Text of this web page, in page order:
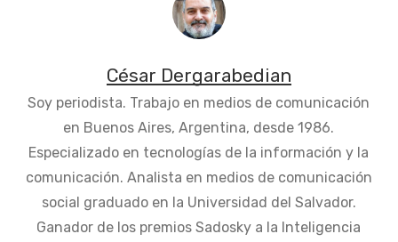
César Dergarabedian
Soy periodista. Trabajo en medios de comunicación
en Buenos Aires, Argentina, desde 1986.
Especializado en tecnologías de la información y la
comunicación. Analista en medios de comunicación
social graduado en la Universidad del Salvador.
Ganador de los premios Sadosky a la Inteligencia